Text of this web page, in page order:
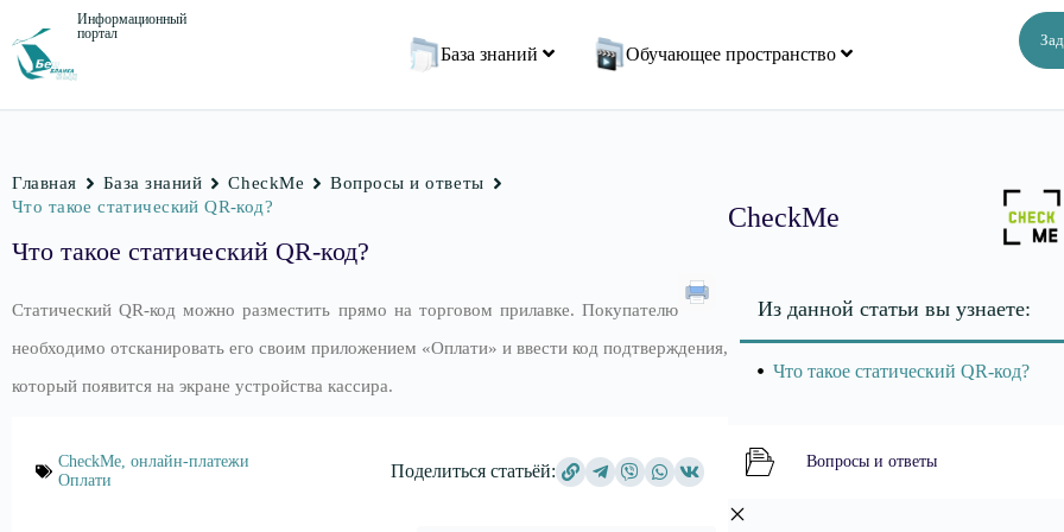
Информационный
портал
База знаний Обучающее пространство
Главная База знаний CheckMe
Вопросы и ответы
Что такое статический QR-код?
Что такое статический QR-код?
Статический QR-код можно разместить прямо на торговом прилавке. Покупателю
необходимо отсканировать его своим приложением «Оплати» и ввести код подтверждения,
который появится на экране устройства кассира.
CheckMe, онлайн-платежи
Оплати
Поделиться статьёй:
CheckMe
Из данной статьи вы узнаете:
Что такое статический QR-код?
Вопросы и ответы